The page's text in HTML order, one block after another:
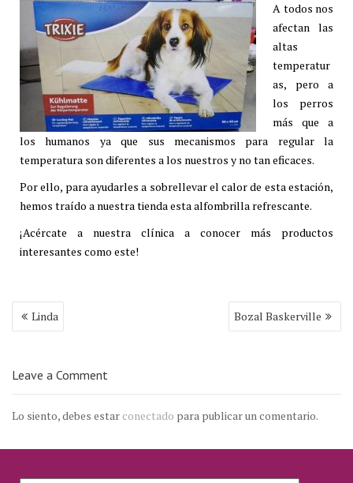
A todos nos
afectan las
altas
temperatur
as, pero a
los perros
más que a
los humanos ya que sus mecanismos para regular la
temperatura son diferentes a los nuestros y no tan eficaces.
Por ello, para ayudarles a sobrellevar el calor de esta estación,
hemos traído a nuestra tienda esta alfombrilla refrescante.
¡Acércate a nuestra clínica a conocer más productos
interesantes como este!
Navegación
de
Linda Bozal Baskerville
Leave a Comment
Lo siento, debes estar conectado para publicar un comentario.